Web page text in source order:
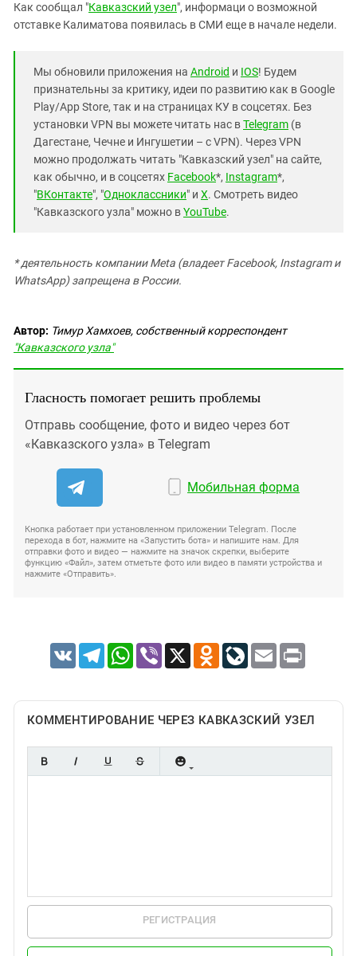
Как сообщал "Кавказский узел", информаци о возможной
отставке Калиматова появилась в СМИ еще в начале недели.
Мы обновили приложения на Android и IOS! Будем
признательны за критику, идеи по развитию как в Google
Play/App Store, так и на страницах КУ в соцсетях. Без
установки VPN вы можете читать нас вTelegram (в
Дагестане, Чечне и Ингушетии – с VPN). Через VPN
можно продолжать читать "Кавказский узел" на сайте,
как обычно, и в соцсетях Facebook*, Instagram*,
"ВКонтакте", "Одноклассники" и X. Смотреть видео
"Кавказского узла" можно вYouTube.
* деятельность компании Meta (владеет Facebook, Instagram и
WhatsApp) запрещена в России.
Автор: Тимур Хамхоев, собственный корреспондент
"Кавказского узла"
Гласность помогает решить проблемы
Отправь сообщение, фото и видео через бот
«Кавказского узла» в Telegram
Мобильная форма
Кнопка работает при установленном приложении Telegram. После
перехода в бот, нажмите на «Запустить бота» и напишите нам. Для
отправки фото и видео — нажмите на значок скрепки, выберите
функцию «Файл», затем отметьте фото или видео в памяти устройства и
нажмите «Отправить».
VK TelegramWhatsApp
Viber X Odnoklassniki
LiveJournal
Email Print
КОММЕНТИРОВАНИЕ ЧЕРЕЗ КАВКАЗСКИЙ УЗЕЛ
РЕГИСТРАЦИЯ